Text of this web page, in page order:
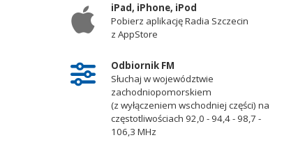
iPad, iPhone, iPod
Pobierz aplikację Radia Szczecin
z AppStore
Odbiornik FM
Słuchaj w województwie
zachodniopomorskiem
(z wyłączeniem wschodniej części) na
częstotliwościach 92,0 - 94,4 - 98,7 -
106,3 MHz